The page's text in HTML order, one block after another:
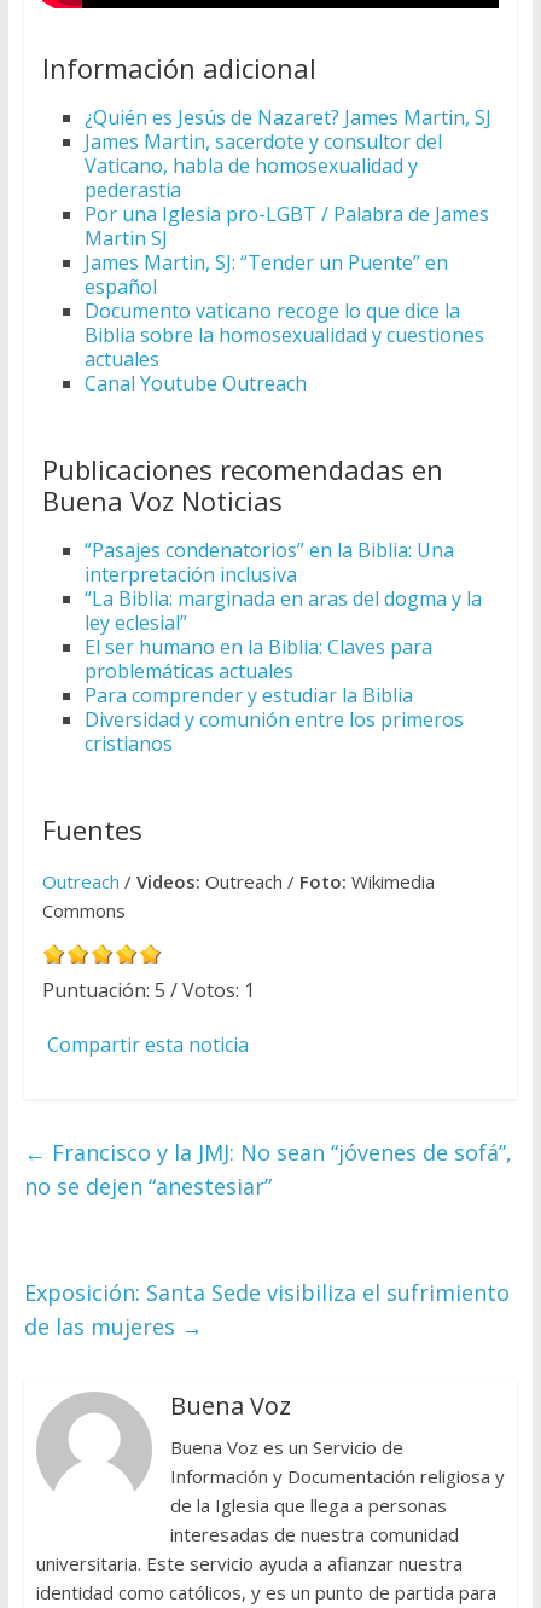
Información adicional
¿Quién es Jesús de Nazaret? James Martin, SJ
James Martin, sacerdote y consultor del
Vaticano, habla de homosexualidad y
pederastia
Por una Iglesia pro-LGBT / Palabra de James
Martin SJ
James Martin, SJ: “Tender un Puente” en
español
Documento vaticano recoge lo que dice la
Biblia sobre la homosexualidad y cuestiones
actuales
Canal Youtube Outreach
Publicaciones recomendadas en
Buena Voz Noticias
“Pasajes condenatorios” en la Biblia: Una
interpretación inclusiva
“La Biblia: marginada en aras del dogma y la
ley eclesial”
El ser humano en la Biblia: Claves para
problemáticas actuales
Para comprender y estudiar la Biblia
Diversidad y comunión entre los primeros
cristianos
Fuentes
Outreach / Videos: Outreach / Foto: Wikimedia
Commons
Puntuación: 5 / Votos: 1
Compartir esta noticia
← Francisco y la JMJ: No sean “jóvenes de sofá”,
no se dejen “anestesiar”
Exposición: Santa Sede visibiliza el sufrimiento
de las mujeres →
Buena Voz
Buena Voz es un Servicio de
Información y Documentación religiosa y
de la Iglesia que llega a personas
interesadas de nuestra comunidad
universitaria. Este servicio ayuda a afianzar nuestra
identidad como católicos, y es un punto de partida para